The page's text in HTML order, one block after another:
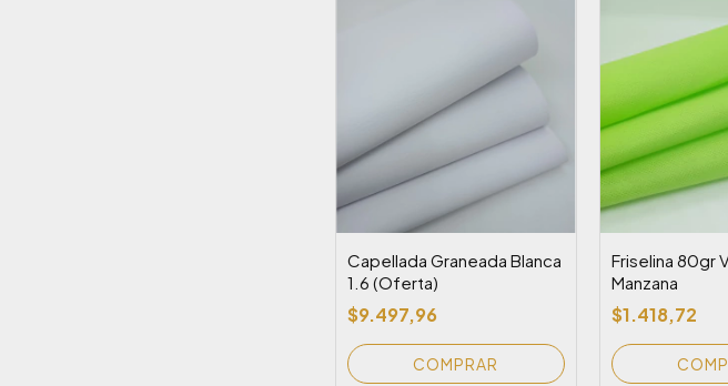
Capellada Graneada Blanca
1.6 (Oferta)
$9.497,96
Friselina 80gr
Manzana
$1.418,72